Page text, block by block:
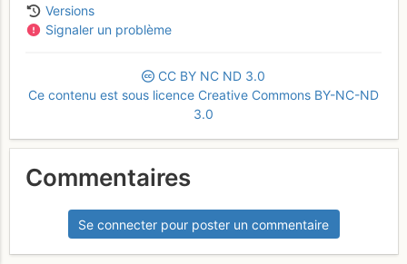
Versions
Signaler un problème
CC BY NC ND 3.0
Ce contenu est sous licence Creative Commons BY-NC-ND
3.0
Commentaires
Se connecter pour poster un commentaire